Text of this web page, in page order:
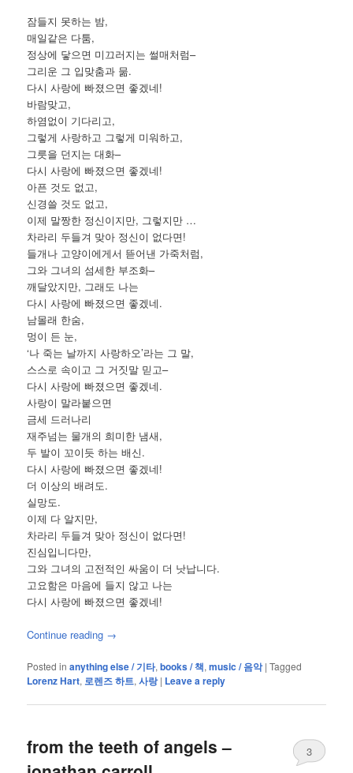
잠들지 못하는 밤,
매일같은 다툼,
정상에 닿으면 미끄러지는 썰매처럼–
그리운 그 입맞춤과 묾.
다시 사랑에 빠졌으면 좋겠네!
바람맞고,
하염없이 기다리고,
그렇게 사랑하고 그렇게 미워하고,
그릇을 던지는 대화–
다시 사랑에 빠졌으면 좋겠네!
아픈 것도 없고,
신경쓸 것도 없고,
이제 말짱한 정신이지만, 그렇지만 …
차라리 두들겨 맞아 정신이 없다면!
들개나 고양이에게서 뜯어낸 가죽처럼,
그와 그녀의 섬세한 부조화–
깨달았지만, 그래도 나는
다시 사랑에 빠졌으면 좋겠네.
남몰래 한숨,
멍이 든 눈,
‘나 죽는 날까지 사랑하오’라는 그 말,
스스로 속이고 그 거짓말 믿고–
다시 사랑에 빠졌으면 좋겠네.
사랑이 말라붙으면
금세 드러나리
재주넘는 물개의 희미한 냄새,
두 발이 꼬이듯 하는 배신.
다시 사랑에 빠졌으면 좋겠네!
더 이상의 배려도.
실망도.
이제 다 알지만,
차라리 두들겨 맞아 정신이 없다면!
진심입니다만,
그와 그녀의 고전적인 싸움이 더 낫납니다.
고요함은 마음에 들지 않고 나는
다시 사랑에 빠졌으면 좋겠네!
Continue reading →
Posted in anything else / 기타,books / 책,music / 음악 |Tagged
Lorenz Hart, 로렌즈 하트,사랑 | Leave a reply
from the teeth of angels –
3